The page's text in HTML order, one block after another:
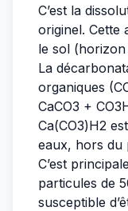
C’est la
originel. Cette
le sol
La
organiques
CaCO3 +
Ca(CO3)H2
eaux, hors du
C’est
particules de
susceptible